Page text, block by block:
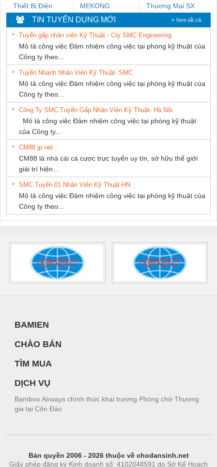
Thiết Bị Điện
Nam Quốc Thịnh
MEKONG
MARINE
SUPPLY
Thương Mại SX
TIN TUYỂN DỤNG MỚI » Xem tất cả
Tuyển gấp nhân viên Kỹ Thuật - Cty SMC Engineering
Mô tả công việc Đảm nhiệm công việc tại phòng kỹ thuật của
Công ty theo...
Tuyển Nhanh Nhân Viên Kỹ Thuật- SMC
Mô tả công việc Đảm nhiệm công việc tại phòng kỹ thuật của
Công ty theo...
Công Ty SMC Tuyển Gấp Nhân Viên Kỹ Thuật- Hà Nội
Mô tả công việc Đảm nhiệm công việc tại phòng kỹ thuật
của Công ty...
CM88 jp net
CM88 là nhà cái cá cược trực tuyến uy tín, sở hữu thế giới
giải trí hiện...
SMC Tuyển 01 Nhân Viên Kỹ Thuật-HN
Mô tả công việc Đảm nhiệm công việc tại phòng kỹ thuật của
Công ty theo...
BAMIEN
CHÀO BÁN
TÌM MUA
DỊCH VỤ
Bamboo Airways chính thức khai trương Phòng chờ Thương
gia tại Côn Đảo
Bản quyền 2006 - 2026 thuộc về chodansinh.net
Giấy phép đăng ký Kinh doanh số: 4102048591 do Sở Kế Hoạch